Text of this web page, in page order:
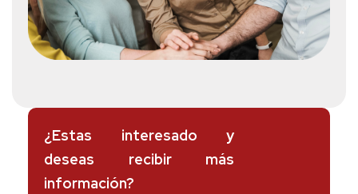
¿Estas interesado y
deseas recibir más
información?